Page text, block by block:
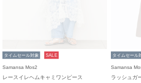
タイムセール対象 SALE
Samansa Mos2
レースイレヘムキャミワンピース
タイムセール
Samansa
ラッシュガ